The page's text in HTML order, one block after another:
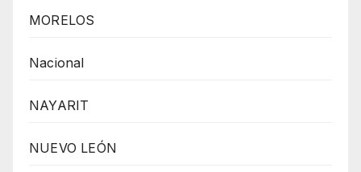
MORELOS
Nacional
NAYARIT
NUEVO LEÓN